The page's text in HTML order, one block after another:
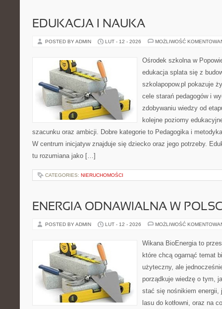
EDUKACJA I NAUKA
POSTED BY ADMIN LUT - 12 - 2026 MOŻLIWOŚĆ
Ośrodek szkolna w
edukacja splata się z
szkolapopow.pl pokazuje
cele starań pedagogów i
zdobywaniu wiedzy od
kolejne poziomy
szacunku oraz ambicji. Dobre kategorie to Pedagogika i
W centrum inicjatyw znajduje się dziecko oraz jego potrzeby.
tu rozumiana jako […]
CATEGORIES: NIERUCHOMOŚCI
ENERGIA ODNAWIALNA W
POSTED BY ADMIN LUT - 12 - 2026 MOŻLIWOŚĆ
Wikana BioEnergia to
które chcą ogarnąć temat
użyteczny, ale
porządkuje wiedzę o tym,
stać się nośnikiem energii,
lasu do kotłowni, oraz na